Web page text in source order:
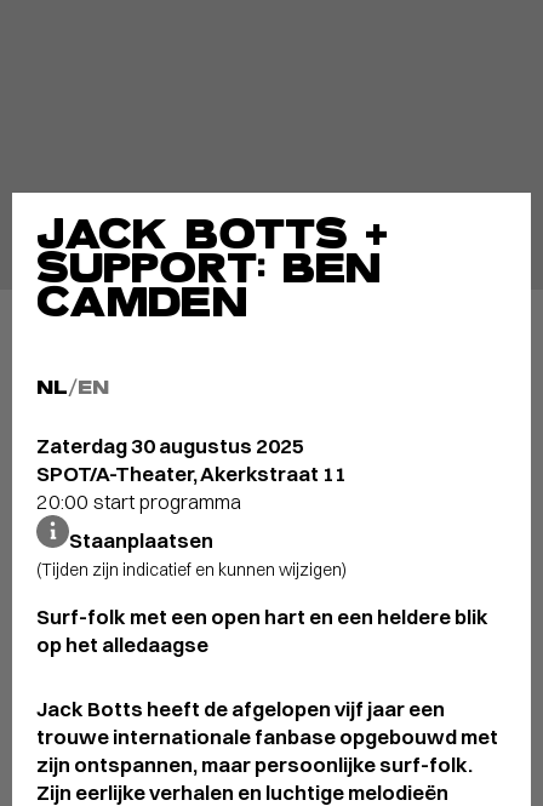
JACK BOTTS +
SUPPORT: BEN
CAMDEN
NL/EN
Zaterdag 30 augustus 2025
SPOT/A-Theater, Akerkstraat 11
20:00 start programma
Staanplaatsen
(Tijden zijn indicatief en kunnen wijzigen)
Surf-folk met een open hart en een heldere blik
op het alledaagse
Jack Botts heeft de afgelopen vijf jaar een
trouwe internationale fanbase opgebouwd met
zijn ontspannen, maar persoonlijke surf-folk.
Zijn eerlijke verhalen en luchtige melodieën